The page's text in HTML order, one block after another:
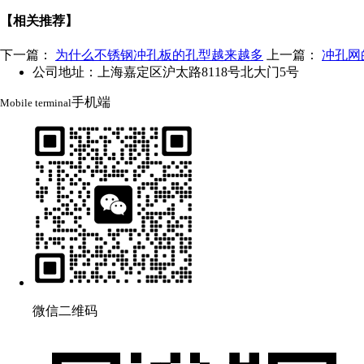
【相关推荐】
下一篇： 为什么不锈钢冲孔板的孔型越来越多 上一篇： 冲孔网
公司地址：上海嘉定区沪太路8118号北大门5号
Mobile terminal手机端
微信二维码